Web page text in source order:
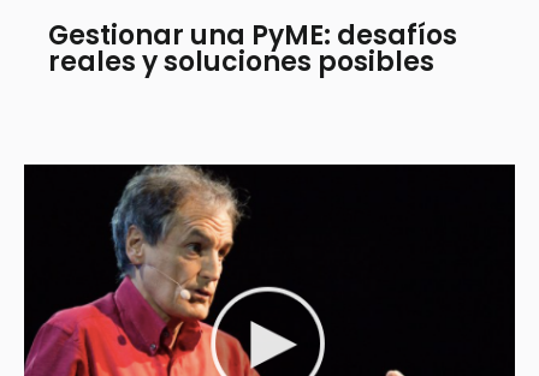
Gestionar una PyME: desafíos
reales y soluciones posibles